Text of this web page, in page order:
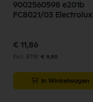
9002560598 e201b
FC8021/03 Electrolux
€ 11,86
€ 9,80
In Winkelwagen